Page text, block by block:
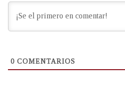
0 COMENTARIOS